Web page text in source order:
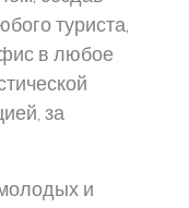
туриста,
в любое
за
и